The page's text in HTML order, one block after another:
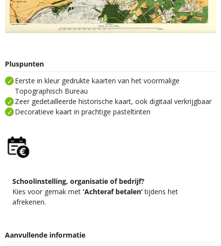
Pluspunten
Eerste in kleur gedrukte kaarten van het voormalige
Topographisch Bureau
Zeer gedetailleerde historische kaart, ook digitaal verkrijgbaar
Decoratieve kaart in prachtige pasteltinten
Schoolinstelling, organisatie of bedrijf?
Kies voor gemak met ‘Achteraf betalen’tijdens het
afrekenen.
Aanvullende informatie